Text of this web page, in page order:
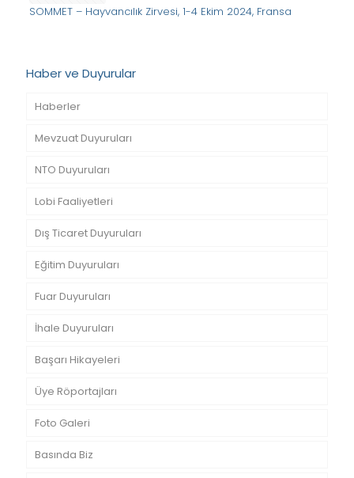
SOMMET – Hayvancılık Zirvesi, 1-4 Ekim 2024, Fransa
Haber ve Duyurular
Haberler
Mevzuat Duyuruları
NTO Duyuruları
Lobi Faaliyetleri
Dış Ticaret Duyuruları
Eğitim Duyuruları
Fuar Duyuruları
İhale Duyuruları
Başarı Hikayeleri
Üye Röportajları
Foto Galeri
Basında Biz